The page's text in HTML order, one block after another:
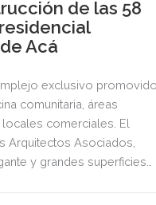
de las 58
Acá
exclusivo
comunitaria, áreas
locales comerciales. El
Arquitectos Asociados,
y grandes superficies